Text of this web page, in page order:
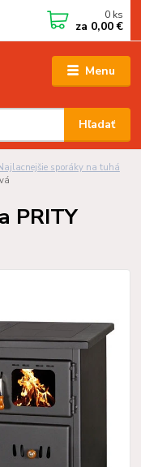
Menu
Hľadať
0 ks
za 0,00 €
sporáky na tuhá
PRITY